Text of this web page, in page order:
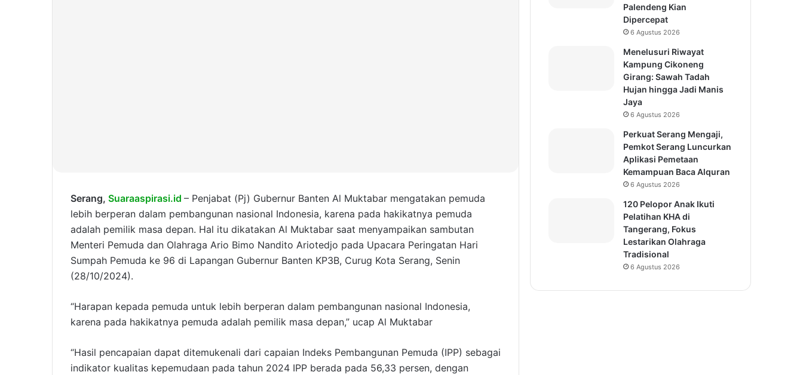
Serang, Suaraaspirasi.id – Penjabat (Pj) Gubernur Banten Al Muktabar mengatakan pemuda
lebih berperan dalam pembangunan nasional Indonesia, karena pada hakikatnya pemuda
adalah pemilik masa depan. Hal itu dikatakan Al Muktabar saat menyampaikan sambutan
Menteri Pemuda dan Olahraga Ario Bimo Nandito Ariotedjo pada Upacara Peringatan Hari
Sumpah Pemuda ke 96 di Lapangan Gubernur Banten KP3B, Curug Kota Serang, Senin
(28/10/2024).
“Harapan kepada pemuda untuk lebih berperan dalam pembangunan nasional Indonesia,
karena pada hakikatnya pemuda adalah pemilik masa depan,” ucap Al Muktabar
“Hasil pencapaian dapat ditemukenali dari capaian Indeks Pembangunan Pemuda (IPP) sebagai
indikator kualitas kepemudaan pada tahun 2024 IPP berada pada 56,33 persen, dengan
Palendeng Kian
Dipercepat
6 Agustus 2026
Menelusuri Riwayat
Kampung Cikoneng
Girang: Sawah Tadah
Hujan hingga Jadi Manis
Jaya
6 Agustus 2026
Perkuat Serang Mengaji,
Pemkot Serang Luncurkan
Aplikasi Pemetaan
Kemampuan Baca Alquran
6 Agustus 2026
120 Pelopor Anak Ikuti
Pelatihan KHA di
Tangerang, Fokus
Lestarikan Olahraga
Tradisional
6 Agustus 2026